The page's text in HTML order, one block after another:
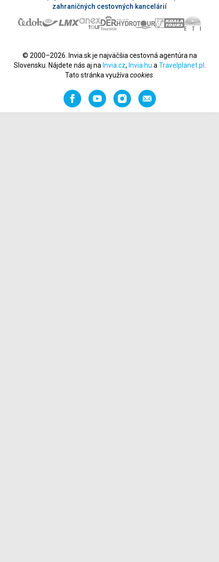
zahraničných cestovných kancelárií
© 2000–2026. Invia.sk je najväčšia cestovná agentúra na
Slovensku. Nájdete nás aj na Invia.cz, Invia.hu a Travelplanet.pl
Tato stránka využíva cookies.
FacebookYouTubeInstagramOdporučiť